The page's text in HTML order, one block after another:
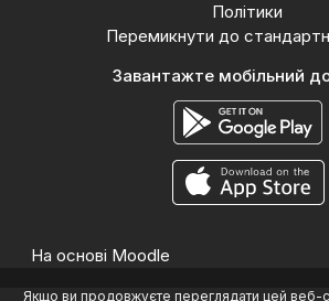
Якщо ви продовжуєте переглядати цей веб-
Політики
Перемикнути до
Завантажте мобільний
На основі Moodle